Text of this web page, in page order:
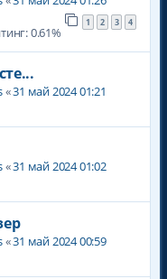
1 2 3 4
0.61%
«31 май 2024 01:21
«31 май 2024 01:02
«31 май 2024 00:59